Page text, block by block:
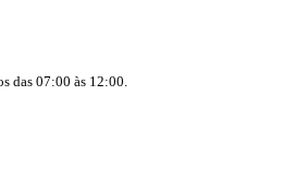
das 07:00 às 12:00.